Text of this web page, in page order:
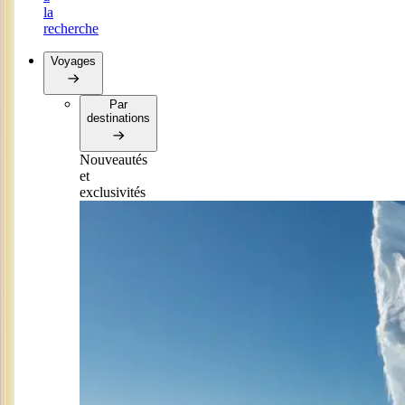
la
recherche
Voyages
Par
destinations
Nouveautés
et
exclusivités